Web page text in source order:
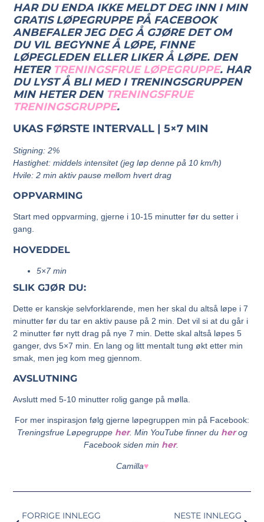
HAR DU ENDA IKKE MELDT DEG INN I MIN
GRATIS LØPEGRUPPE PÅ FACEBOOK
ANBEFALER JEG DEG Å GJØRE DET OM
DU VIL BEGYNNE Å LØPE, FINNE
LØPEGLEDEN ELLER LIKER Å LØPE. DEN
HETER TRENINGSFRUE LØPEGRUPPE. HAR
DU LYST Å BLI MED I TRENINGSGRUPPEN
MIN HETER DEN TRENINGSFRUE
TRENINGSGRUPPE.
UKAS FØRSTE INTERVALL |5×7 MIN
Stigning: 2%
Hastighet: middels intensitet (jeg løp denne på 10 km/h)
Hvile: 2 min aktiv pause mellom hvert drag
OPPVARMING
Start med oppvarming, gjerne i 10-15 minutter før du setter i
gang.
HOVEDDEL
5×7 min
SLIK GJØR DU:
Dette er kanskje selvforklarende, men her skal du altså løpe i 7
minutter før du tar en aktiv pause på 2 min. Det vil si at du går i
2 minutter før nytt drag på nye 7 min. Dette skal altså løpes 5
ganger, dvs 5×7 min. En lang og litt mentalt tung økt etter min
smak, men jeg kom meg gjennom.
AVSLUTNING
Avslutt med 5-10 minutter rolig gange på mølla.
For mer inspirasjon følg gjerne løpegruppen min på Facebook:
Treningsfrue Løpegruppe her. Min YouTube finner du herog
Facebook siden min her.
Camilla♥
FORRIGE INNLEGG NESTE INNLEGG